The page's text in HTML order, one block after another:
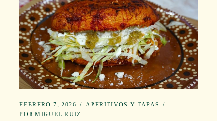
FEBRERO 7, 2026
APERITIVOS Y TAPAS
POR MIGUEL RUIZ